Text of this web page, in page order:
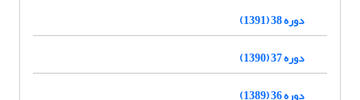
دوره 38 (1391)
دوره 37 (1390)
دوره 36 (1389)